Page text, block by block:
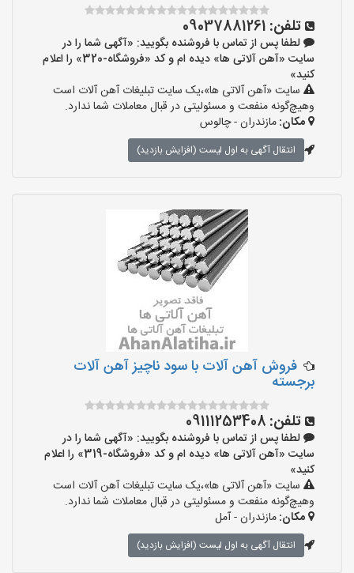
تلفن: 09037881261
لطفا پس از تماس با فروشنده بگویید: «آگهی شما را در
سایت «آهن آلاتی ها» دیده ام و کد «فروشگاه-320» را اعلام
کنید»
سایت «آهن آلاتی ها»،یک سایت تبلیغات آهن آلات است
وهیچ‌گونه منفعت و مسئولیتی در قبال معاملات شما ندارد.
مکان:مازندران - چالوس
انتقال آگهی به اول لیست (افزایش بازدید)
فروش آهن آلات با سود ناچیز آهن آلات
برجسته
تلفن: 09111253408
لطفا پس از تماس با فروشنده بگویید: «آگهی شما را در
سایت «آهن آلاتی ها» دیده ام و کد «فروشگاه-319» را اعلام
کنید»
سایت «آهن آلاتی ها»،یک سایت تبلیغات آهن آلات است
وهیچ‌گونه منفعت و مسئولیتی در قبال معاملات شما ندارد.
مکان:مازندران - آمل
انتقال آگهی به اول لیست (افزایش بازدید)